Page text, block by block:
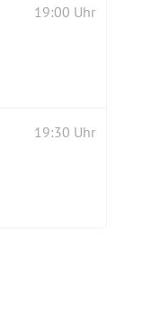
19:00 Uhr
19:30 Uhr